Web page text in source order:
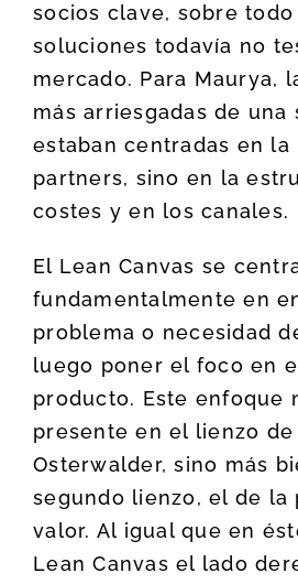
socios clave, sobre todo
soluciones todavía no
mercado. Para Maurya,
más arriesgadas de una
estaban centradas en la
partners, sino en la
costes y en los canales.
El Lean Canvas se
fundamentalmente en
problema o necesidad
luego poner el foco en
producto. Este enfoque
presente en el lienzo de
Osterwalder, sino más
segundo lienzo, el de la
valor. Al igual que en
Lean Canvas el lado